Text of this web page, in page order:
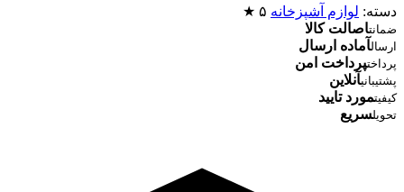
دسته: لوازم آشپزخانه ۵ ★
ضمانتاصالت کالا
ارسالآماده ارسال
پرداختپرداخت امن
پشتیبانیآنلاین
کیفیتمورد تایید
تحویلسریع